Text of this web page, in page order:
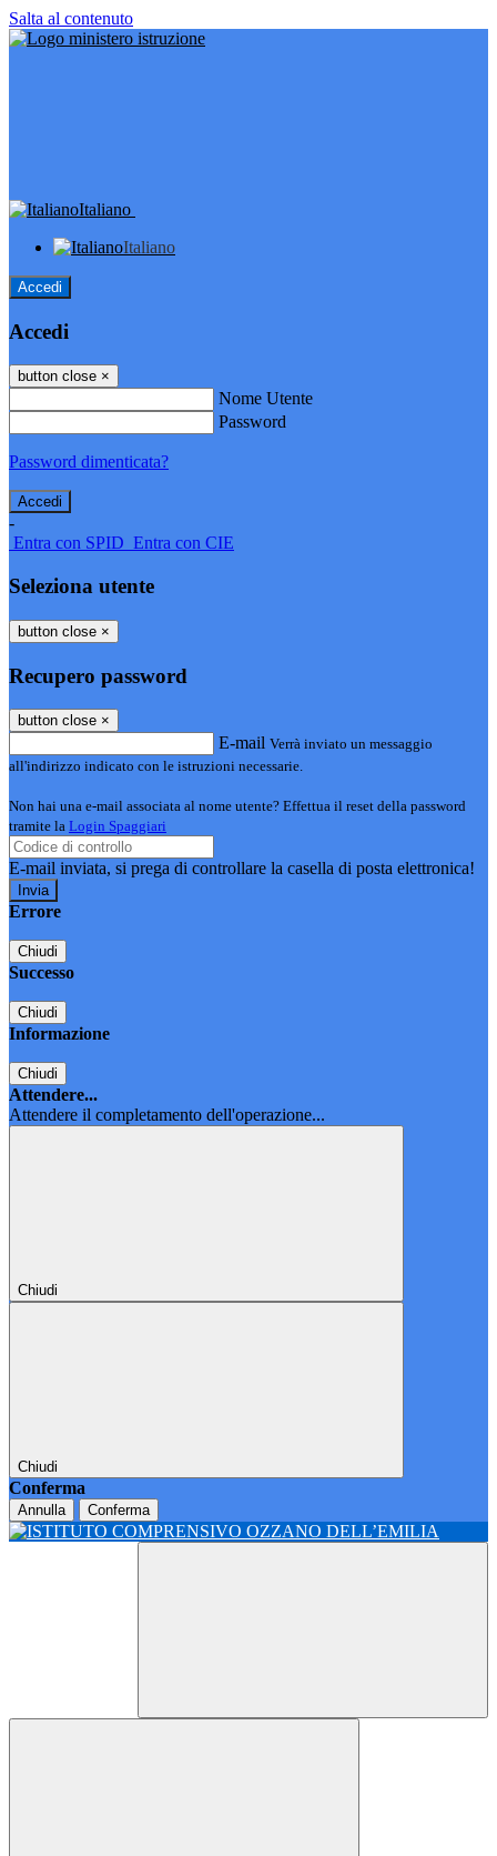
Salta al contenuto
Italiano
Italiano
Accedi
Accedi
button close ×
Nome Utente
Password
Password dimenticata?
-
Entra con SPID Entra con CIE
Seleziona utente
button close ×
Recupero password
button close ×
E-mail Verrà inviato un messaggio
all'indirizzo indicato con le istruzioni necessarie.
Non hai una e-mail associata al nome utente? Effettua il reset della password
tramite la Login Spaggiari
E-mail inviata, si prega di controllare la casella di posta elettronica!
Errore
Chiudi
Successo
Chiudi
Informazione
Chiudi
Attendere...
Attendere il completamento dell'operazione...
Chiudi
Chiudi
Conferma
Annulla Conferma